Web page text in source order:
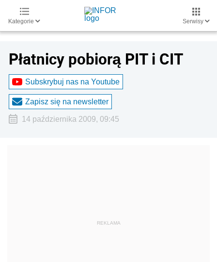
Kategorie Serwisy
Płatnicy pobiorą PIT i CIT
Subskrybuj nas na Youtube
Zapisz się na newsletter
14 października 2009, 09:45